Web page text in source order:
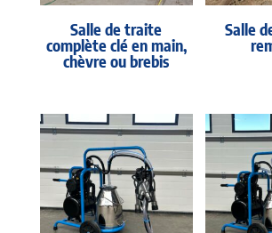
Salle de traite
complète clé en main,
chèvre ou brebis
Salle